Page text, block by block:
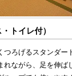
トイレ付）
ろげるスタンダー
れながら、足を伸ば